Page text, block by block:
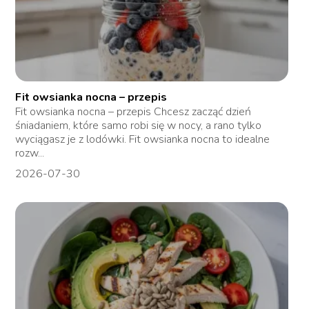
Fit owsianka nocna – przepis
Fit owsianka nocna – przepis Chcesz zacząć dzień
śniadaniem, które samo robi się w nocy, a rano tylko
wyciągasz je z lodówki. Fit owsianka nocna to idealne
rozw...
2026-07-30